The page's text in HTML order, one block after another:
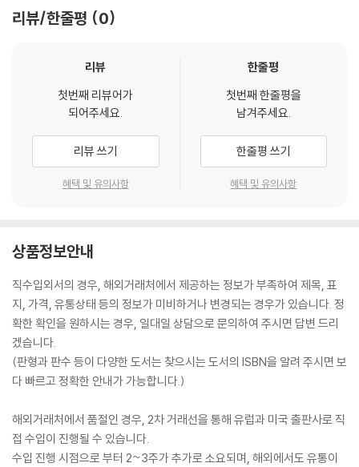
리뷰/한줄평 0
리뷰
첫번째 리뷰어가
되어주세요.
리뷰 쓰기
혜택 및 유의사항
한줄평
첫번째 한줄평을
남겨주세요.
한줄평 쓰기
혜택 및 유의사항
상품정보안내
직수입외서의 경우, 해외거래처에서 제공하는 정보가 부족하여 제목, 표
지, 가격, 유통상태 등의 정보가 미비하거나 변경되는 경우가 있습니다. 정
확한 확인을 원하시는 경우, 일대일 상담으로 문의하여 주시면 답변 드리
겠습니다.
(판형과 판수 등이 다양한 도서는 찾으시는 도서의 ISBN을 알려 주시면 보
다 빠르고 정확한 안내가 가능합니다.)
해외거래처에서 품절인 경우, 2차 거래선을 통해 유럽과 미국 출판사로 직
접 수입이 진행될 수 있습니다.
수입 진행 시점으로 부터 2~3주가 추가로 소요되며, 해외에서도 유통이